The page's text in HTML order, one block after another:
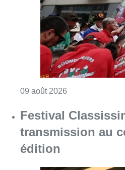
09 août 2026
Festival
transmission au
édition